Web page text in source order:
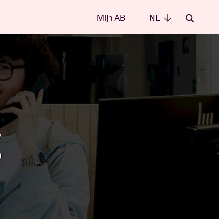
NL
Mijn AB NL